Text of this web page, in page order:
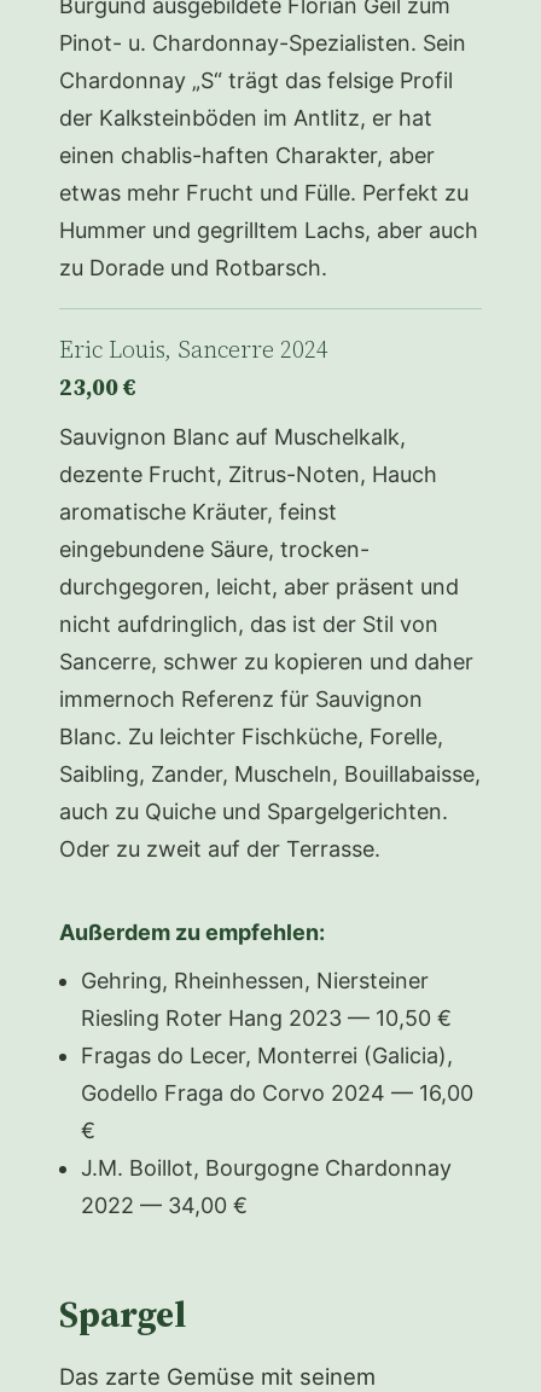
Burgund ausgebildete Florian Geil zum
Pinot- u. Chardonnay-Spezialisten. Sein
Chardonnay „S“ trägt das felsige Profil
der Kalksteinböden im Antlitz, er hat
einen chablis-haften Charakter, aber
etwas mehr Frucht und Fülle. Perfekt zu
Hummer und gegrilltem Lachs, aber auch
zu Dorade und Rotbarsch.
Eric Louis, Sancerre 2024
23,00 €
Sauvignon Blanc auf Muschelkalk,
dezente Frucht, Zitrus-Noten, Hauch
aromatische Kräuter, feinst
eingebundene Säure, trocken-
durchgegoren, leicht, aber präsent und
nicht aufdringlich, das ist der Stil von
Sancerre, schwer zu kopieren und daher
immernoch Referenz für Sauvignon
Blanc. Zu leichter Fischküche, Forelle,
Saibling, Zander, Muscheln, Bouillabaisse,
auch zu Quiche und Spargelgerichten.
Oder zu zweit auf der Terrasse.
Außerdem zu empfehlen:
Gehring, Rheinhessen, Niersteiner
Riesling Roter Hang 2023 — 10,50 €
Fragas do Lecer, Monterrei (Galicia),
Godello Fraga do Corvo 2024 — 16,00
€
J.M. Boillot, Bourgogne Chardonnay
2022 — 34,00 €
Spargel
Das zarte Gemüse mit seinem